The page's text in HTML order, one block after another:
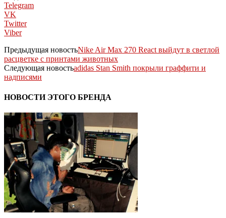
Telegram
VK
Twitter
Viber
Предыдущая новостьNike Air Max 270 React выйдут в светлой
расцветке с принтами животных
Следующая новостьadidas Stan Smith покрыли граффити и
надписями
НОВОСТИ ЭТОГО БРЕНДА